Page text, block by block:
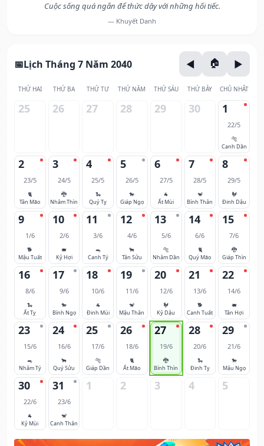
Cuộc sống quá ngắn để thức dậy với những hối tiếc.
— Khuyết Danh
Lịch Tháng 7 Năm 2040
THỨ HAI THỨ BA THỨ TƯ THỨ NĂM THỨ SÁU THỨ BẢY CHỦ NHẬT
25 26 27 28 29 30 1
22/5
🐅
Canh Dần
2
23/5
🐈
Tân Mão
3
24/5
🐉
Nhâm Thìn
4
25/5
🐍
Quý Tỵ
5
26/5
🐎
Giáp Ngọ
6
27/5
🐐
Ất Mùi
7
28/5
🐒
Bính Thân
8
29/5
🐓
Đinh Dậu
9
1/6
🐕
Mậu Tuất
10
2/6
🐖
Kỷ Hợi
11
3/6
🐀
Canh Tý
12
4/6
🐂
Tân Sửu
13
5/6
🐅
Nhâm Dần
14
6/6
🐈
Quý Mão
15
7/6
🐉
Giáp Thìn
16
8/6
🐍
Ất Tỵ
17
9/6
🐎
Bính Ngọ
18
10/6
🐐
Đinh Mùi
19
11/6
🐒
Mậu Thân
20
12/6
🐓
Kỷ Dậu
21
13/6
🐕
Canh Tuất
22
14/6
🐖
Tân Hợi
23
15/6
🐀
Nhâm Tý
24
16/6
🐂
Quý Sửu
25
17/6
🐅
Giáp Dần
26
18/6
🐈
Ất Mão
27
19/6
🐉
Bính Thìn
28
20/6
🐍
Đinh Tỵ
29
21/6
🐎
Mậu Ngọ
30
22/6
🐐
Kỷ Mùi
31
23/6
🐒
Canh Thân
1 2 3 4 5